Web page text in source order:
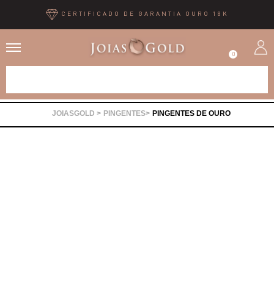
CERTIFICADO DE GARANTIA OURO 18K
0
PINGENTES PINGENTES DE OURO